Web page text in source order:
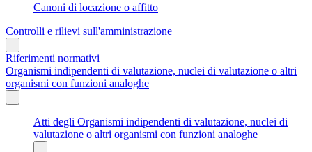
Canoni di locazione o affitto
Controlli e rilievi sull'amministrazione
Riferimenti normativi
Organismi indipendenti di valutazione, nuclei di valutazione o altri
organismi con funzioni analoghe
Atti degli Organismi indipendenti di valutazione, nuclei di
valutazione o altri organismi con funzioni analoghe